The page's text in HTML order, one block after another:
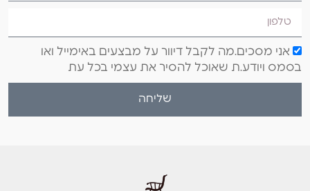
אני מסכים.מה לקבל דיוור על מבצעים באימייל ואו
בסמס ויודע.ת שאוכל להסיר את עצמי בכל עת
שליחה